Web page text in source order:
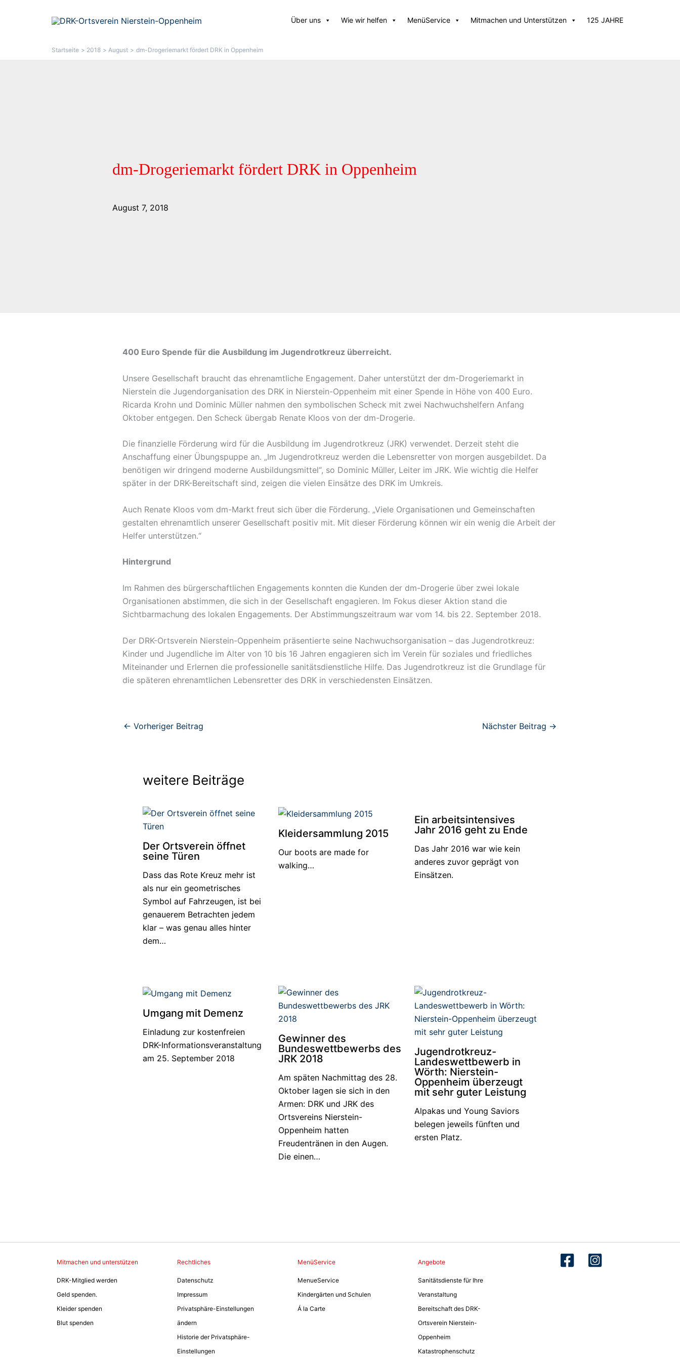
Über uns Wie wir helfen MenüService Mitmachen und Unterstützen 125 JAHRE
Startseite 2018 August dm-Drogeriemarkt fördert DRK in Oppenheim
dm-Drogeriemarkt fördert DRK in Oppenheim
August 7, 2018
400 Euro Spende für die Ausbildung im Jugendrotkreuz überreicht.
Unsere Gesellschaft braucht das ehrenamtliche Engagement. Daher unterstützt der dm-Drogeriemarkt in
Nierstein die Jugendorganisation des DRK in Nierstein-Oppenheim mit einer Spende in Höhe von 400 Euro.
Ricarda Krohn und Dominic Müller nahmen den symbolischen Scheck mit zwei Nachwuchshelfern Anfang
Oktober entgegen. Den Scheck übergab Renate Kloos von der dm-Drogerie.
Die finanzielle Förderung wird für die Ausbildung im Jugendrotkreuz (JRK) verwendet. Derzeit steht die
Anschaffung einer Übungspuppe an. „Im Jugendrotkreuz werden die Lebensretter von morgen ausgebildet. Da
benötigen wir dringend moderne Ausbildungsmittel“, so Dominic Müller, Leiter im JRK. Wie wichtig die Helfer
später in der DRK-Bereitschaft sind, zeigen die vielen Einsätze des DRK im Umkreis.
Auch Renate Kloos vom dm-Markt freut sich über die Förderung. „Viele Organisationen und Gemeinschaften
gestalten ehrenamtlich unserer Gesellschaft positiv mit. Mit dieser Förderung können wir ein wenig die Arbeit der
Helfer unterstützen.“
Hintergrund
Im Rahmen des bürgerschaftlichen Engagements konnten die Kunden der dm-Drogerie über zwei lokale
Organisationen abstimmen, die sich in der Gesellschaft engagieren. Im Fokus dieser Aktion stand die
Sichtbarmachung des lokalen Engagements. Der Abstimmungszeitraum war vom 14. bis 22. September 2018.
Der DRK-Ortsverein Nierstein-Oppenheim präsentierte seine Nachwuchsorganisation – das Jugendrotkreuz:
Kinder und Jugendliche im Alter von 10 bis 16 Jahren engagieren sich im Verein für soziales und friedliches
Miteinander und Erlernen die professionelle sanitätsdienstliche Hilfe. Das Jugendrotkreuz ist die Grundlage für
die späteren ehrenamtlichen Lebensretter des DRK in verschiedensten Einsätzen.
← Vorheriger Beitrag Nächster Beitrag →
weitere Beiträge
Der Ortsverein öffnet
seine Türen
Dass das Rote Kreuz mehr ist
als nur ein geometrisches
Symbol auf Fahrzeugen, ist bei
genauerem Betrachten jedem
klar – was genau alles hinter
dem…
Kleidersammlung 2015
Our boots are made for
walking…
Ein arbeitsintensives
Jahr 2016 geht zu Ende
Das Jahr 2016 war wie kein
anderes zuvor geprägt von
Einsätzen.
Umgang mit Demenz
Einladung zur kostenfreien
DRK-Informationsveranstaltung
am 25. September 2018
Gewinner des
Bundeswettbewerbs des
JRK 2018
Am späten Nachmittag des 28.
Oktober lagen sie sich in den
Armen: DRK und JRK des
Ortsvereins Nierstein-
Oppenheim hatten
Freudentränen in den Augen.
Die einen…
Jugendrotkreuz-
Landeswettbewerb in
Wörth: Nierstein-
Oppenheim überzeugt
mit sehr guter Leistung
Alpakas und Young Saviors
belegen jeweils fünften und
ersten Platz.
Mitmachen und unterstützen
DRK-Mitglied werden
Geld spenden.
Kleider spenden
Blut spenden
Rechtliches
Datenschutz
Impressum
Privatsphäre-Einstellungen
ändern
Historie der Privatsphäre-
Einstellungen
MenüService
MenueService
Kindergärten und Schulen
Á la Carte
Angebote
Sanitätsdienste für Ihre
Veranstaltung
Bereitschaft des DRK-
Ortsverein Nierstein-
Oppenheim
Katastrophenschutz